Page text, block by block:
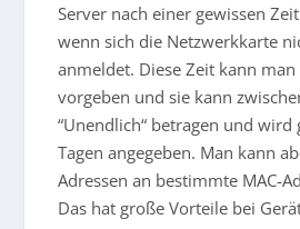
Server nach einer gewissen
wenn sich die Netzwerkkarte
anmeldet. Diese Zeit kann
vorgeben und sie kann
“Unendlich“ betragen und
Tagen angegeben. Man kann
Adressen an bestimmte MAC-
Das hat große Vorteile bei